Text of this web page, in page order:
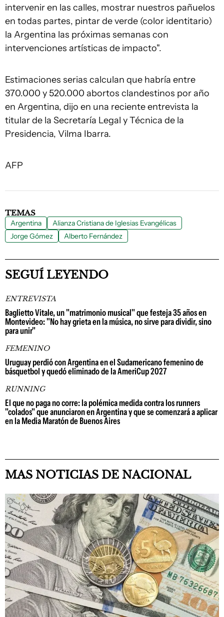
intervenir en las calles, mostrar nuestros pañuelos
en todas partes, pintar de verde (color identitario)
la Argentina las próximas semanas con
intervenciones artísticas de impacto".
Estimaciones serias calculan que habría entre
370.000 y 520.000 abortos clandestinos por año
en Argentina, dijo en una reciente entrevista la
titular de la Secretaría Legal y Técnica de la
Presidencia, Vilma Ibarra.
AFP
TEMAS
Argentina
Alianza Cristiana de Iglesias Evangélicas
Jorge Gómez
Alberto Fernández
SEGUÍ LEYENDO
ENTREVISTA
Baglietto Vitale, un "matrimonio musical" que festeja 35 años en
Montevideo: "No hay grieta en la música, no sirve para dividir, sino
para unir"
FEMENINO
Uruguay perdió con Argentina en el Sudamericano femenino de
básquetbol y quedó eliminado de la AmeriCup 2027
RUNNING
El que no paga no corre: la polémica medida contra los runners
"colados" que anunciaron en Argentina y que se comenzará a aplicar
en la Media Maratón de Buenos Aires
MAS NOTICIAS DE NACIONAL